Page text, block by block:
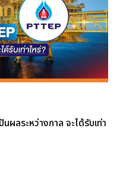
ผลระหว่างกาล จะได้รับเท่า